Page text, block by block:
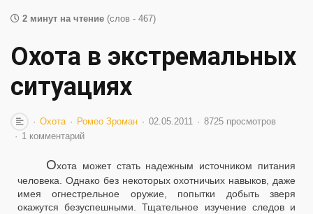
2 минут на чтение (слов - 467)
Охота в экстремальных
ситуациях
Охота Ромео Зроман 02.05.2011
8725 просмотров
1 комментарий
Охота может стать надежным источником питания
человека. Однако без некоторых охотничьих навыков, даже
имея огнестрельное оружие, попытки добыть зверя
окажутся безуспешными. Тщательное изучение следов и